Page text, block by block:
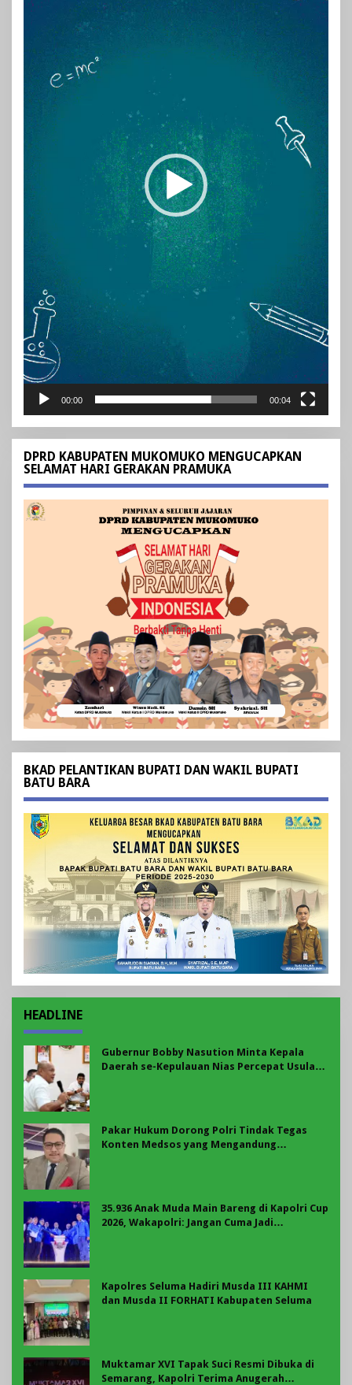
00:00 00:04
DPRD KABUPATEN MUKOMUKO MENGUCAPKAN
SELAMAT HARI GERAKAN PRAMUKA
BKAD PELANTIKAN BUPATI DAN WAKIL BUPATI
BATU BARA
HEADLINE
Gubernur Bobby Nasution Minta Kepala
Daerah se-Kepulauan Nias Percepat Usulan
Pakar Hukum Dorong Polri Tindak Tegas
Konten Medsos yang Mengandung
35.936 Anak Muda Main Bareng di Kapolri Cup
2026, Wakapolri: Jangan Cuma Jadi
Kapolres Seluma Hadiri Musda III KAHMI
dan Musda II FORHATI Kabupaten Seluma
Muktamar XVI Tapak Suci Resmi Dibuka di
Semarang, Kapolri Terima Anugerah